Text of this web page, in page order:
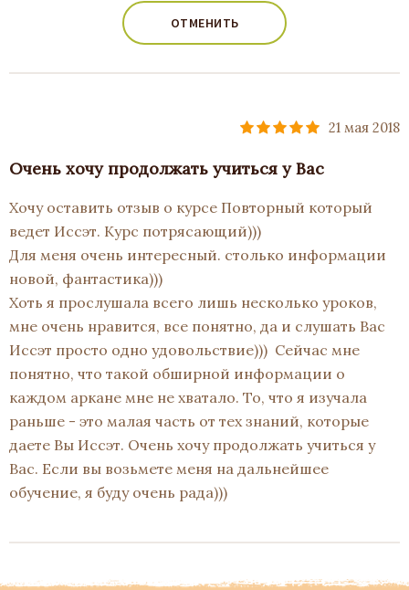
ОТМЕНИТЬ
21 мая 2018
Очень хочу продолжать учиться у Вас
Хочу оставить отзыв о курсе Повторный который
ведет Иссэт. Курс потрясающий)))
Для меня очень интересный. столько информации
новой, фантастика)))
Хоть я прослушала всего лишь несколько уроков,
мне очень нравится, все понятно, да и слушать Вас
Иссэт просто одно удовольствие))) Сейчас мне
понятно, что такой обширной информации о
каждом аркане мне не хватало. То, что я изучала
раньше - это малая часть от тех знаний, которые
даете Вы Иссэт. Очень хочу продолжать учиться у
Вас. Если вы возьмете меня на дальнейшее
обучение, я буду очень рада)))